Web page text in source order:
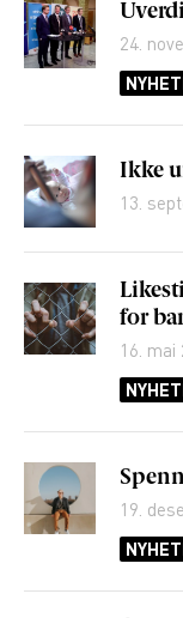
24.
Ikke
13.
for
16. mai
19.